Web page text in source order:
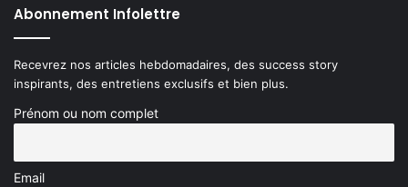
Abonnement Infolettre
Recevrez nos articles hebdomadaires, des success story
inspirants, des entretiens exclusifs et bien plus.
Prénom ou nom complet
Email